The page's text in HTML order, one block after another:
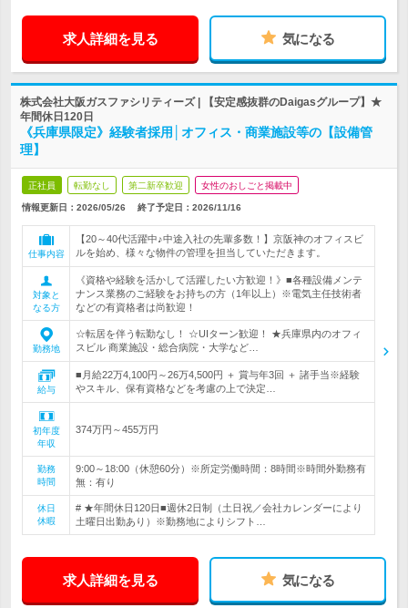
求人詳細を見る 気になる
株式会社大阪ガスファシリティーズ | 【安定感抜群のDaigasグループ】★
年間休日120日
《兵庫県限定》経験者採用│オフィス・商業施設等の【設備管
理】
正社員 転勤なし 第二新卒歓迎 女性のおしごと掲載中
情報更新日：2026/05/26 終了予定日： 2026/11/16
仕事内容
【20～40代活躍中♪中途入社の先輩多数！】京阪神のオフィスビ
ルを始め、様々な物件の管理を担当していただきます。
対象と
なる方
《資格や経験を活かして活躍したい方歓迎！》■各種設備メンテ
ナンス業務のご経験をお持ちの方（1年以上）※電気主任技術者
などの有資格者は尚歓迎！
勤務地
☆転居を伴う転勤なし！ ☆UIターン歓迎！ ★兵庫県内のオフィ
スビル 商業施設・総合病院・大学など…
給与
■月給22万4,100円～26万4,500円 ＋ 賞与年3回 ＋ 諸手当※経験
やスキル、保有資格などを考慮の上で決定…
初年度
年収
374万円～455万円
勤務
時間
9:00～18:00（休憩60分）※所定労働時間：8時間※時間外勤務有
無：有り
休日
休暇
# ★年間休日120日■週休2日制（土日祝／会社カレンダーにより
土曜日出勤あり）※勤務地によりシフト…
求人詳細を見る 気になる